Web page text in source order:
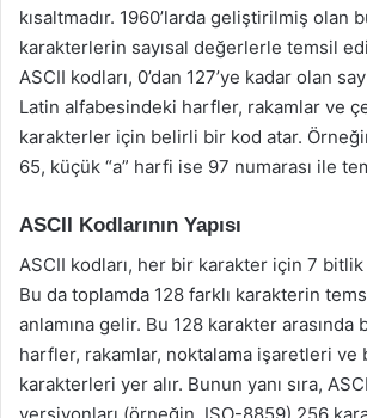
kısaltmadır. 1960’larda geliştirilmiş olan
karakterlerin sayısal değerlerle temsil
ASCII kodları, 0’dan 127’ye kadar olan
Latin alfabesindeki harfler, rakamlar ve
karakterler için belirli bir kod atar.
65, küçük “a” harfi ise 97 numarası ile
ASCII Kodlarının Yapısı
ASCII kodları, her bir karakter için 7 bitlik
Bu da toplamda 128 farklı karakterin
anlamına gelir. Bu 128 karakter arasında
harfler, rakamlar, noktalama işaretleri ve
karakterleri yer alır. Bunun yanı sıra,
versiyonları (örneğin, ISO-8859) 256